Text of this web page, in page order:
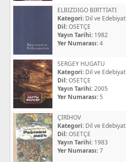
ELBIZDIGO BIRTTİATI
Kategori: Dil ve Edebiyat
Dil:OSETÇE
Yayın Tarihi: 1982
Yer Numarası:4
SERGEY HUGATU
Kategori: Dil ve Edebiyat
Dil:OSETÇE
Yayın Tarihi:2005
Yer Numarası: 5
ÇİRİHOV
Kategori: Dil ve Edebiyat
Dil:OSETÇE
Yayın Tarihi: 1983
Yer Numarası:7